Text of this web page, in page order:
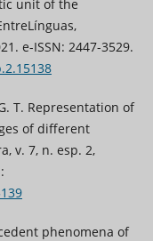
unit of the
e-ISSN: 2447-3529.
G. T. Representation of
of different
v. 7, n. esp. 2,
phenomena of